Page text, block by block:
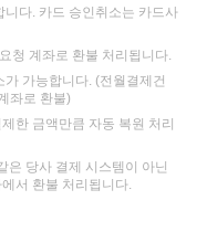
다. 카드 승인취소는 카드사
청 계좌로 환불 처리됩니다.
가능합니다. (전월결제건
좌로 환불)
한 금액만큼 자동 복원 처리
은 당사 결제 시스템이 아닌
서 환불 처리됩니다.